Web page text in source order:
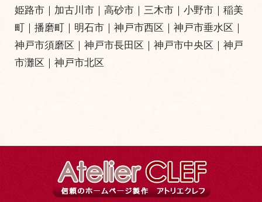
姫路市 ｜ 加古川市 ｜高砂市 ｜三木市 ｜小野市｜稲美
町 ｜播磨町 ｜ 明石市 ｜神戸市西区 ｜神戸市垂水区 ｜
神戸市須磨区 ｜神戸市長田区 ｜神戸市中央区 ｜神戸
市灘区 ｜神戸市北区